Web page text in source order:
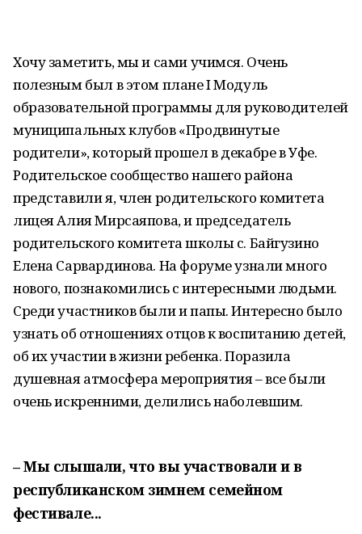
Хочу заметить, мы и сами учимся. Очень
полезным был в этом плане I Модуль
образовательной программы для руководителей
муниципальных клубов «Продвинутые
родители», который прошел в декабре в Уфе.
Родительское сообщество нашего района
представили я, член родительского комитета
лицея Алия Мирсаяпова, и председатель
родительского комитета школы с. Байгузино
Елена Сарвардинова. На форуме узнали много
нового, познакомились с интересными людьми.
Среди участников были и папы. Интересно было
узнать об отношениях отцов к воспитанию детей,
об их участии в жизни ребенка. Поразила
душевная атмосфера мероприятия – все были
очень искренними, делились наболевшим.
– Мы слышали, что вы участвовали и в
республиканском зимнем семейном
фестивале...